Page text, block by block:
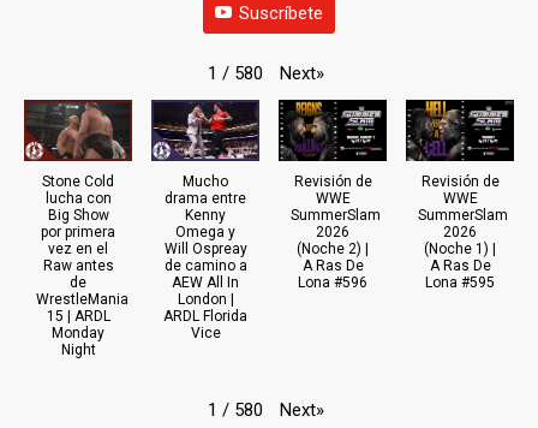
Suscríbete
1 / 580 Next»
Stone Cold
lucha con
Big Show
por primera
vez en el
Raw antes
de
WrestleMania
15 | ARDL
Monday
Night
Mucho
drama entre
Kenny
Omega y
Will Ospreay
de camino a
AEW All In
London |
ARDL Florida
Vice
Revisión de
WWE
SummerSlam
2026
(Noche 2) |
A Ras De
Lona #596
Revisión de
WWE
SummerSlam
2026
(Noche 1) |
A Ras De
Lona #595
1 / 580 Next»